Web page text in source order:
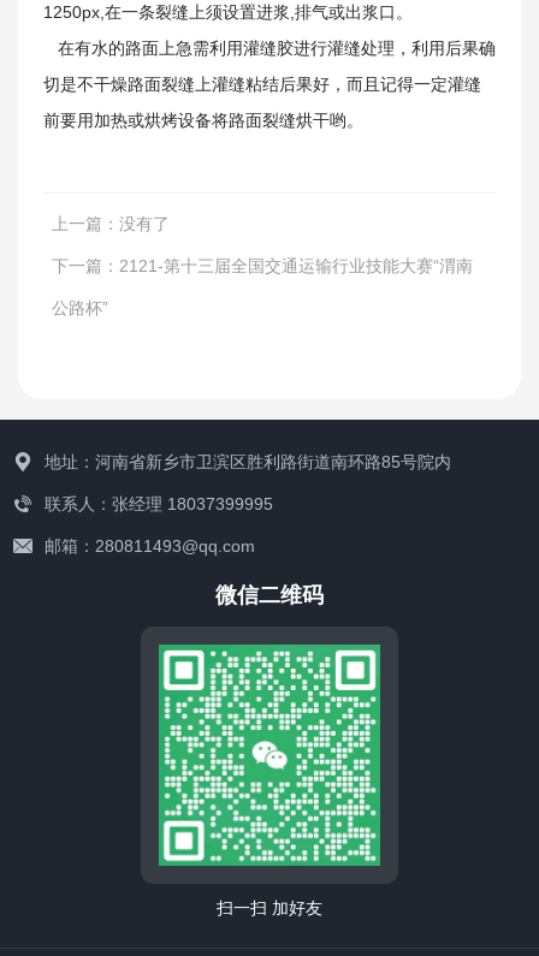
1250px,在一条裂缝上须设置进浆,排气或出浆口。
在有水的路面上急需利用灌缝胶进行灌缝处理，利用后果确
切是不干燥路面裂缝上灌缝粘结后果好，而且记得一定灌缝
前要用加热或烘烤设备将路面裂缝烘干哟。
上一篇：没有了
下一篇： 2121-第十三届全国交通运输行业技能大赛“渭南
公路杯”
地址：河南省新乡市卫滨区胜利路街道南环路85号院内
联系人：张经理 18037399995
邮箱：280811493@qq.com
微信二维码
扫一扫 加好友